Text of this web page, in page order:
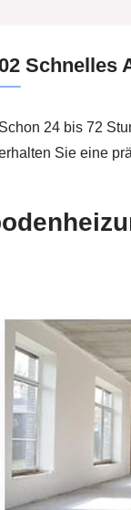
Schnelles
Schon 24 bis 72
Sie eine